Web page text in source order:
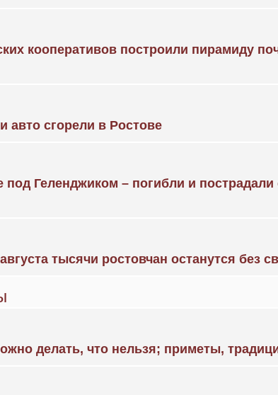
кооперативов построили пирамиду
авто сгорели в Ростове
под Геленджиком – погибли и
тысячи ростовчан останутся без
делать, что нельзя; приметы,